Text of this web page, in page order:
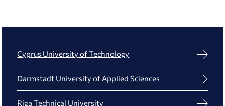
Cyprus University of Technology
Darmstadt University of Applied Sciences
Riga Technical University